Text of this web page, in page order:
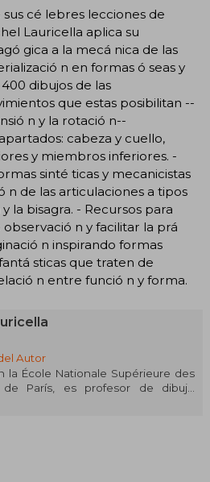
cé lebres lecciones de
Lauricella aplica su
gica a la mecá nica de las
n en formas ó seas y
dibujos de las
que estas posibilitan --
n y la rotació n--
cabeza y cuello,
y miembros inferiores. -
sinté ticas y mecanicistas
n de las articulaciones a tipos
la bisagra. - Recursos para
n y facilitar la prá
n inspirando formas
sticas que traten de
n entre funció n y forma.
Autor
la École Nationale Supérieure des
de París, es profesor de dibujo
L’Institut Supérieur des Arts